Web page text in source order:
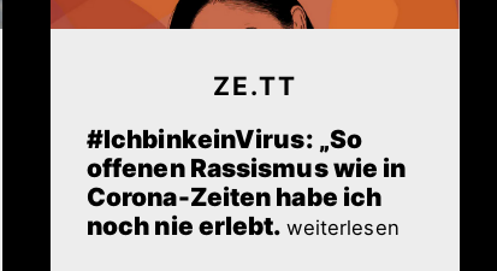
ZE.TT
#IchbinkeinVirus: „So
offenen Rassismus wie in
Corona-Zeiten habe ich
noch nie erlebt. weiterlesen